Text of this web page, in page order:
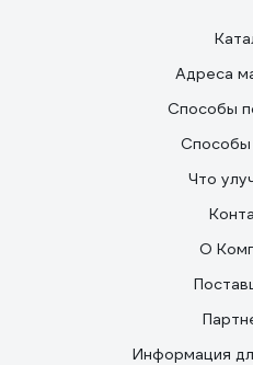
Адреса
Способы
Способы
Что
О
Информация